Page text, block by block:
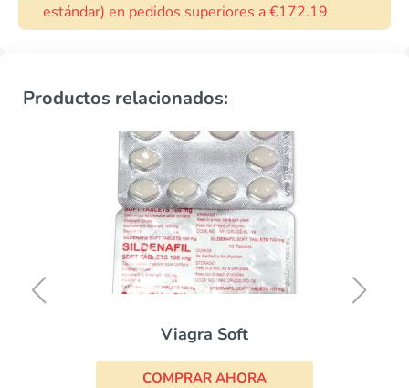
estándar) en pedidos superiores a €172.19
Productos relacionados:
Viagra Soft
COMPRAR AHORA